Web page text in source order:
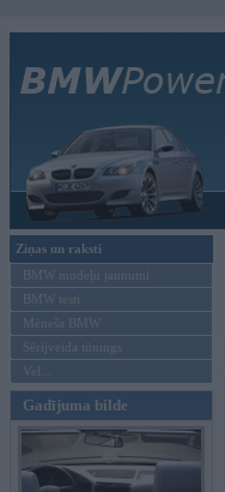
Ziņas un raksti
BMW modeļu jaunumi
BMW testi
Mēneša BMW
Sērijveida tūnings
Vel...
Gadījuma bilde